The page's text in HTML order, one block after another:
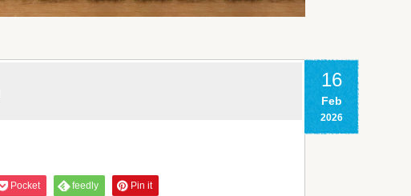
16
Feb
2026
Pocket feedly Pin it